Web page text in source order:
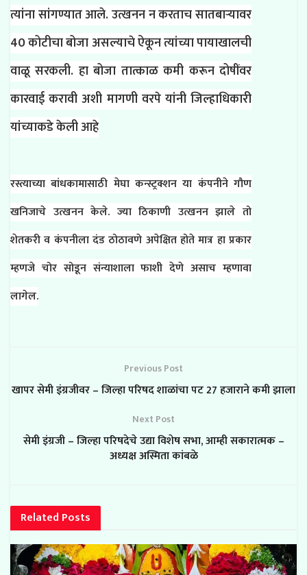
त्यांना सांगण्यात आले. उत्खनन न करताच सातबाऱ्यावर
40 कोटीचा बोजा असल्याचे ऐकून त्यांच्या पायाखालची
वाळू सरकली. हा बोजा तात्काळ कमी करून दोषींवर
कारवाई करावी अशी मागणी वरपे यांनी जिल्हाधिकारी
यांच्याकडे केली आहे
रस्त्याच्या बांधकामासाठी मेघा कन्स्ट्रक्शन या कंपनीने गौण
खनिजाचे उत्खनन केले. ज्या ठिकाणी उत्खनन झाले तो
शेतकरी व कंपनीला दंड ठोठावणे अपेक्षित होते मात्र हा प्रकार
म्हणजे चोर सोडून संन्याशाला फाशी देणे असाच म्हणावा
लागेल.
Previous Post
खापर सेमी इंग्रजीवर – जिल्हा परिषद शाळांचा पट 27 हजाराने कमी झाला
Next Post
सेमी इंग्रजी – जिल्हा परिषदेचे उद्या विशेष सभा, आम्ही सकारात्मक –
अध्यक्ष अस्मिता कांबळे
Related Posts